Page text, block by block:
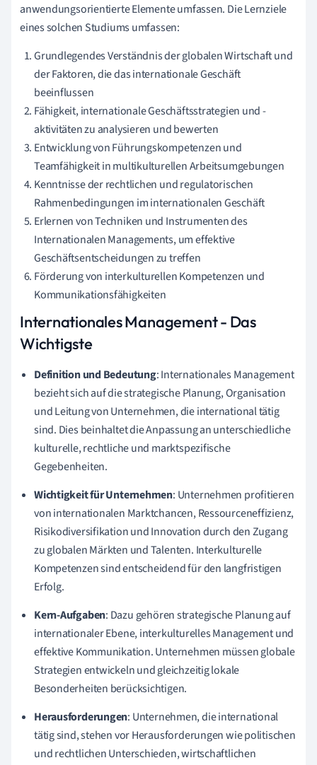
anwendungsorientierte Elemente umfassen. Die Lernziele
eines solchen Studiums umfassen:
Grundlegendes Verständnis der globalen Wirtschaft und
der Faktoren, die das internationale Geschäft
beeinflussen
Fähigkeit, internationale Geschäftsstrategien und -
aktivitäten zu analysieren und bewerten
Entwicklung von Führungskompetenzen und
Teamfähigkeit in multikulturellen Arbeitsumgebungen
Kenntnisse der rechtlichen und regulatorischen
Rahmenbedingungen im internationalen Geschäft
Erlernen von Techniken und Instrumenten des
Internationalen Managements, um effektive
Geschäftsentscheidungen zu treffen
Förderung von interkulturellen Kompetenzen und
Kommunikationsfähigkeiten
Internationales Management - Das
Wichtigste
Definition und Bedeutung: Internationales Management
bezieht sich auf die strategische Planung, Organisation
und Leitung von Unternehmen, die international tätig
sind. Dies beinhaltet die Anpassung an unterschiedliche
kulturelle, rechtliche und marktspezifische
Gegebenheiten.
Wichtigkeit für Unternehmen: Unternehmen profitieren
von internationalen Marktchancen, Ressourceneffizienz,
Risikodiversifikation und Innovation durch den Zugang
zu globalen Märkten und Talenten. Interkulturelle
Kompetenzen sind entscheidend für den langfristigen
Erfolg.
Kern-Aufgaben: Dazu gehören strategische Planung auf
internationaler Ebene, interkulturelles Management und
effektive Kommunikation. Unternehmen müssen globale
Strategien entwickeln und gleichzeitig lokale
Besonderheiten berücksichtigen.
Herausforderungen: Unternehmen, die international
tätig sind, stehen vor Herausforderungen wie politischen
und rechtlichen Unterschieden, wirtschaftlichen